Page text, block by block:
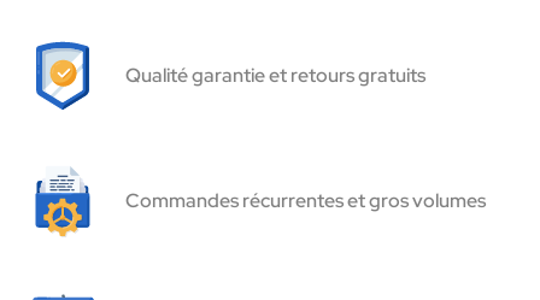
Qualité garantie et retours gratuits
Commandes récurrentes et gros volumes